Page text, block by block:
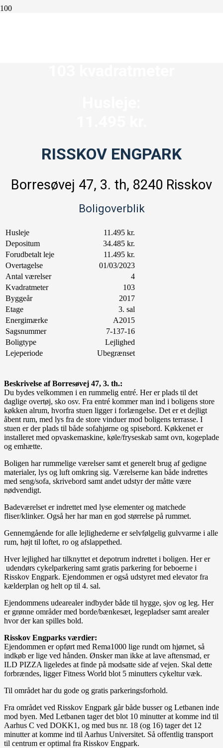
RISSKOV ENGPARK
Borresøvej 47, 3. th, 8240 Risskov
Boligoverblik
Husleje
11.495 kr.
Depositum
34.485 kr.
Forudbetalt leje
11.495 kr.
Overtagelse
01/03/2023
Antal værelser
4
Kvadratmeter
103
Byggeår
2017
Etage
3. sal
Energimærke
A2015
Sagsnummer
7-137-16
Boligtype
Lejlighed
Lejeperiode
Ubegrænset
Beskrivelse af Borresøvej 47, 3. th.:
Du bydes velkommen i en rummelig entré. Her er plads til det
daglige overtøj, sko osv. Fra entré kommer man ind i boligens store
køkken alrum, hvorfra stuen ligger i forlængelse. Det er et dejligt
åbent rum, med lys fra de store vinduer mod boligens terrasse. I
stuen er der plads til både sofahjørne og spisebord. Køkkenet er
installeret med opvaskemaskine, køle/fryseskab samt ovn, kogeplade
og emhætte.
Boligen har rummelige værelser samt et generelt brug af gedigne
materialer, lys og luft omkring sig. Værelserne kan både indrettes
med seng/sofa, skrivebord samt andet udstyr der måtte være
nødvendigt.
Badeværelset er indrettet med lyse elementer og matchede
fliser/klinker. Også her har man en god størrelse på rummet.
Gennemgående for alle lejlighederne er selvfølgelig gulvvarme i alle
rum, højt til loftet, ro og afslappethed.
Hver lejlighed har tilknyttet et depotrum indrettet i boligen. Her er
udendørs cykelparkering samt gratis parkering for beboerne i
Risskov Engpark. Ejendommen er også udstyret med elevator fra
kælderplan og helt op til 4. sal.
Ejendommens udearealer indbyder både til hygge, sjov og leg. Her
er grønne områder med borde/bænkesæt, legepladser samt arealer
hvor der kan spilles bold.
Risskov Engparks værdier:
Ejendommen er opført med Rema1000 lige rundt om hjørnet, så
indkøb er lige ved hånden. Ønsker man ikke at lave aftensmad, er
ILD PIZZA ligeledes at finde på modsatte side af vejen. Skal dette
forbrændes, ligger Fitness World blot 5 minutters cykeltur væk.
Til området har du gode og gratis parkeringsforhold.
Fra området ved Risskov Engpark går både busser og Letbanen inde
mod byen. Med Letbanen tager det blot 10 minutter at komme ind til
Aarhus C ved DOKK1, og med bus nr. 18 (og 16) tager det 12
minutter at komme ind til Aarhus Universitet. Så offentlig transport
til centrum er optimal fra Risskov Engpark.